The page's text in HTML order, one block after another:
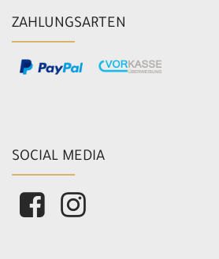
ZAHLUNGSARTEN
SOCIAL MEDIA